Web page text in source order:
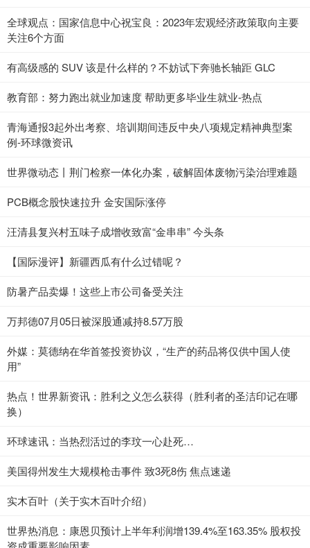
全球观点：国家信息中心祝宝良：2023年宏观经济政策取向主要
关注6个方面
有高级感的 SUV 该是什么样的？不妨试下奔驰长轴距 GLC
教育部：努力跑出就业加速度 帮助更多毕业生就业-热点
青海通报3起外出考察、培训期间违反中央八项规定精神典型案
例-环球微资讯
世界微动态丨荆门检察一体化办案，破解固体废物污染治理难题
PCB概念股快速拉升 金安国际涨停
汪清县复兴村五味子成增收致富“金串串” 今头条
【国际漫评】新疆西瓜有什么过错呢？
防暑产品卖爆！这些上市公司备受关注
万邦德07月05日被深股通减持8.57万股
外媒：莫德纳在华首签投资协议，“生产的药品将仅供中国人使
用”
热点！世界新资讯：胜利之义怎么获得（胜利者的圣洁印记在哪
换）
环球速讯：当热烈活过的李玟一心赴死…
美国得州发生大规模枪击事件 致3死8伤 焦点速递
实木百叶（关于实木百叶介绍）
世界热消息：康恩贝预计上半年利润增139.4%至163.35% 股权投